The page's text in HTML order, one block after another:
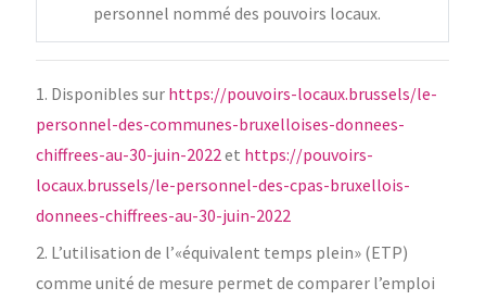
personnel nommé des pouvoirs locaux.
1. Disponibles sur https://pouvoirs-locaux.brussels/le-
personnel-des-communes-bruxelloises-donnees-
chiffrees-au-30-juin-2022 et https://pouvoirs-
locaux.brussels/le-personnel-des-cpas-bruxellois-
donnees-chiffrees-au-30-juin-2022
2. L’utilisation de l’«équivalent temps plein» (ETP)
comme unité de mesure permet de comparer l’emploi